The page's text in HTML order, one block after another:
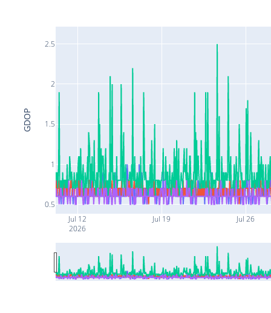
Jul 12
2026
Jul 19 Jul 26
0.5
1
1.5
2
2.5
GDOP